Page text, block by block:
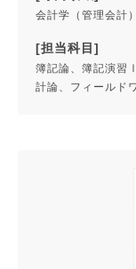
会計学（管理会計）
[担当科目]
簿記論、簿記演習
計論、フィールド